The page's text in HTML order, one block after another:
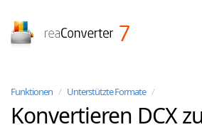
Funktionen / Unterstützte Formate /
Konvertieren DCX